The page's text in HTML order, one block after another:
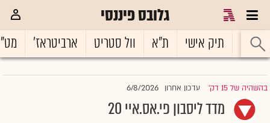
גלובס פיננסי
ראשי תיק אישי ת"א וול סטריט ארביטראז'
בהשהיה של 15 דק' |עדכון אחרון 6/8/2026
מדד ליסבון פי.אס.איי 20